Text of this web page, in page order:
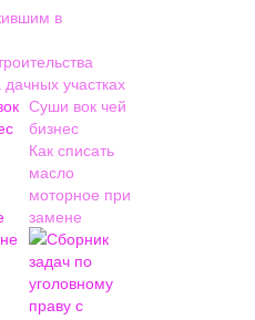
в
участках
Суши вок чей
бизнес
Как списать
масло
моторное при
замене